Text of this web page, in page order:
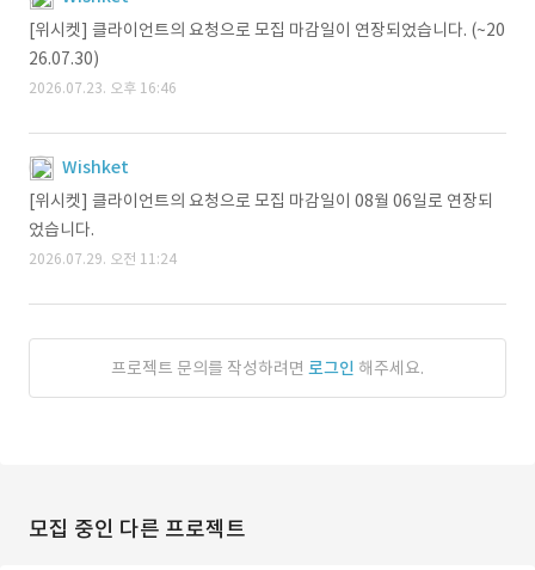
[위시켓] 클라이언트의 요청으로 모집 마감일이 연장되었습니다. (~20
26.07.30)
2026.07.23. 오후 16:46
Wishket
[위시켓] 클라이언트의 요청으로 모집 마감일이 08월 06일로 연장되
었습니다.
2026.07.29. 오전 11:24
프로젝트 문의를 작성하려면 로그인 해주세요.
모집 중인 다른 프로젝트